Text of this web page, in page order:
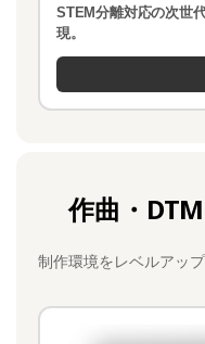
STEM分離対応の次世
現。
作曲・
制作環境をレベルアッ